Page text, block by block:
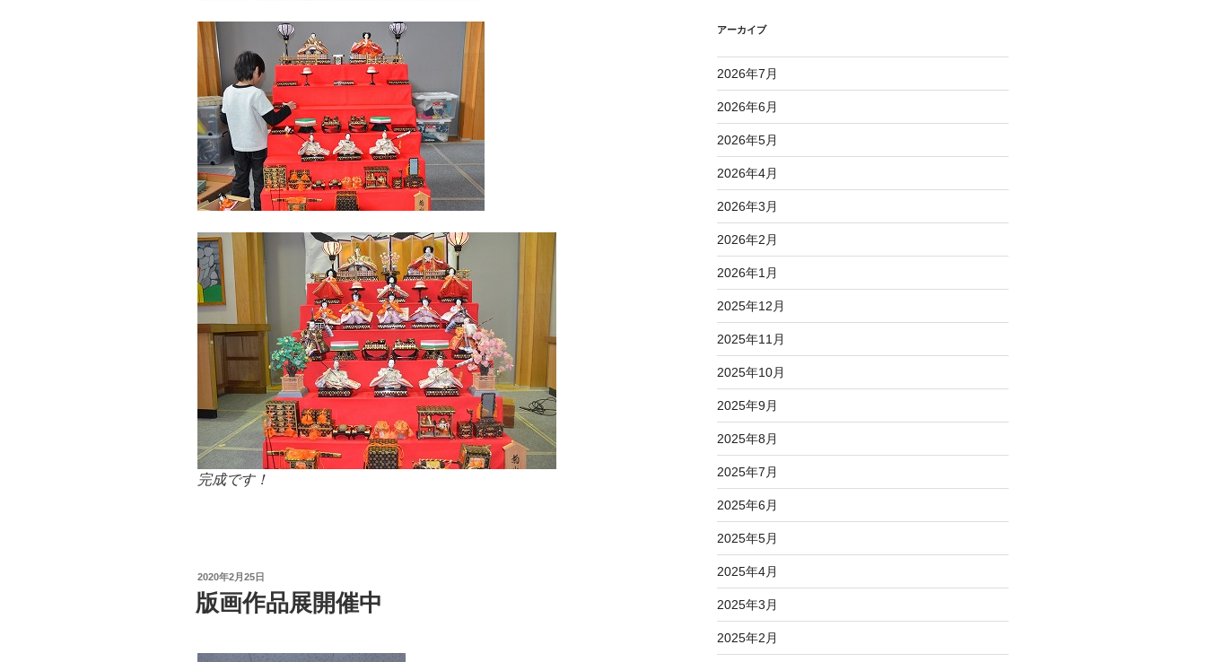
完成です！
投
稿
日:
2020年2月25日
版画作品展開催中
アーカイブ
2026年7月
2026年6月
2026年5月
2026年4月
2026年3月
2026年2月
2026年1月
2025年12月
2025年11月
2025年10月
2025年9月
2025年8月
2025年7月
2025年6月
2025年5月
2025年4月
2025年3月
2025年2月